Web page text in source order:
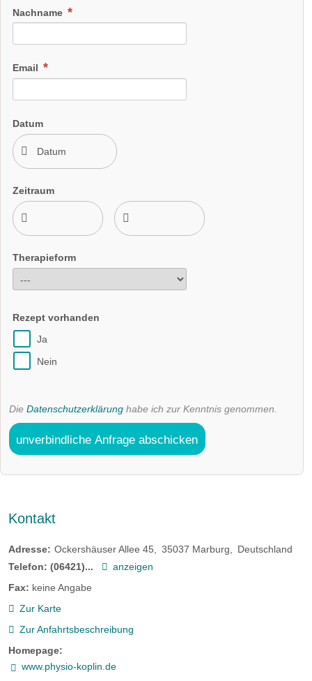
Nachname
Email
Datum
Zeitraum
Therapieform
Rezept vorhanden
Ja
Nein
Die Datenschutzerklärung habe ich zur Kenntnis genommen.
unverbindliche Anfrage abschicken
Kontakt
Adresse: Ockershäuser Allee 45 35037 Marburg
Deutschland
Telefon: (06421)...
anzeigen
Fax: keine Angabe
Zur Karte
Zur Anfahrtsbeschreibung
Homepage:
www.physio-koplin.de